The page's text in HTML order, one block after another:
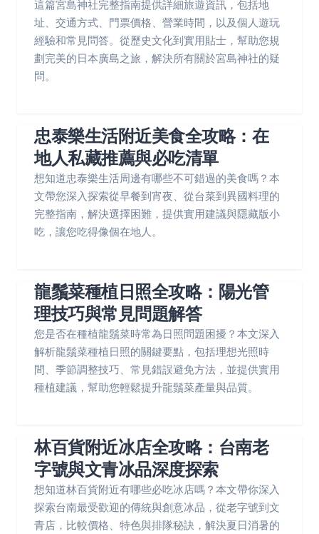
這篇宮島神社完整指南提供詳細旅遊資訊，包括地
址、交通方式、門票價格、營業時間，以及個人遊玩
經驗和常見問答。從歷史文化到實用貼士，幫助您規
劃完美的日本廣島之旅，解決所有關於宮島神社的疑
問。
忠泰樂生活附近美食全攻略：在
地人私藏推薦與必吃清單
想知道忠泰樂生活周邊有哪些不可錯過的美食嗎？本
文帶您深入探索從早餐到宵夜、從台菜到異國料理的
完整指南，解決選擇困難，提供實用建議與隱藏版小
吃，讓您吃得像個在地人。
龍鬚菜種植日照全攻略：陽光管
理技巧與常見問題解答
您是否在種植龍鬚菜時常為日照問題困擾？本文深入
解析龍鬚菜種植日照的關鍵要點，包括理想光照時
間、季節調整技巧、常見錯誤避免方法，並提供實用
種植建議，幫助您輕鬆提升龍鬚菜產量與品質。
林百貨附近冰店全攻略：台南老
字號與文青冰品深度探索
想知道林百貨附近有哪些必吃冰店嗎？本文帶你深入
探索台南最受歡迎的傳統與創意冰品，從老字號到文
青店，比較價格、特色與排隊秘訣，解決夏日消暑的